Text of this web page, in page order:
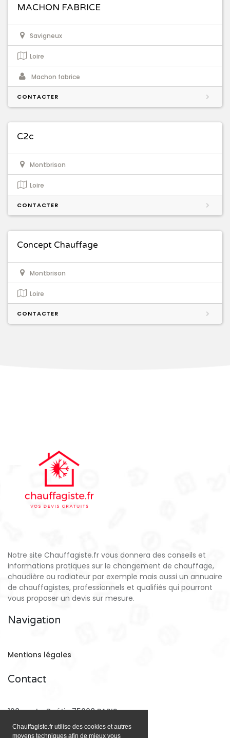
Chauffagiste.fr utilise des cookies et autres
moyens techniques afin de mieux vous
MACHON FABRICE
Savigneux
Loire
Machon fabrice
CONTACTER
C2c
Montbrison
Loire
CONTACTER
Concept Chauffage
Montbrison
Loire
CONTACTER
Notre site Chauffagiste.fr vous donnera des conseils et
informations pratiques sur le changement de chauffage,
chaudière ou radiateur par exemple mais aussi un annuaire
de chauffagistes, professionnels et qualifiés qui pourront
vous proposer un devis sur mesure.
Navigation
Mentions légales
Contact
128 rue La Boétie 75008 PARIS